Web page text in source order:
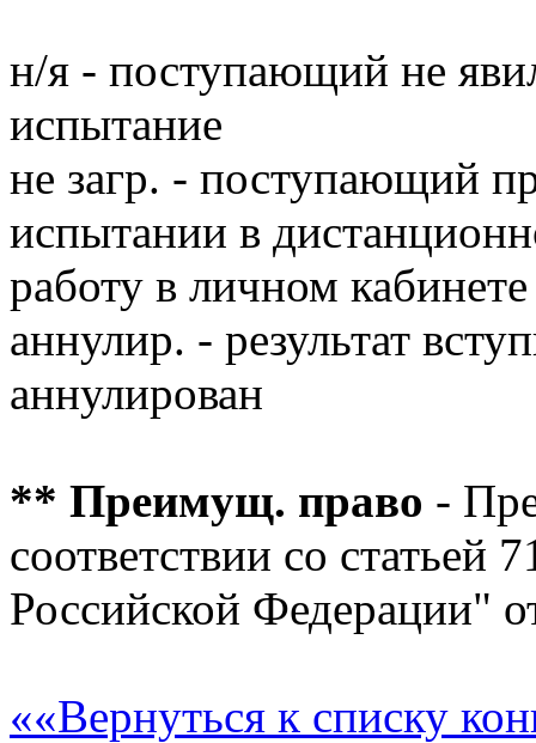
н/я - поступающий не
испытание
не загр. - поступающий
испытании в
работу в личном кабинете
аннулир. - результат
аннулирован
** Преимущ. право -
соответствии со
Российской Федерации"
««Вернуться к списку